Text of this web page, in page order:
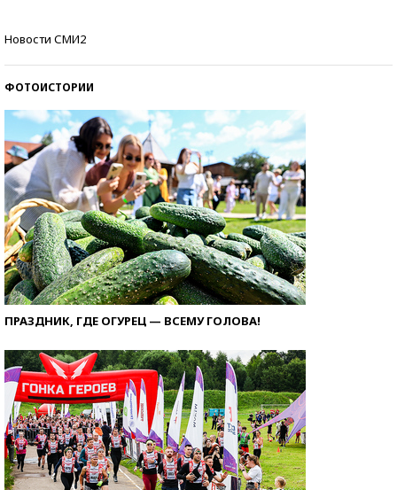
Новости СМИ2
ФОТОИСТОРИИ
ПРАЗДНИК, ГДЕ ОГУРЕЦ — ВСЕМУ ГОЛОВА!